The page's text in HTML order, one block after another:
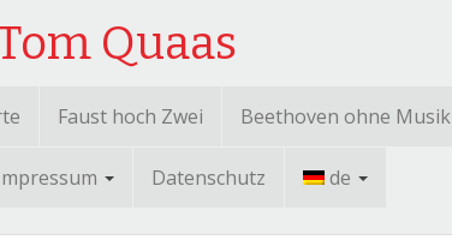
Quaas
Faust hoch Zwei Beethoven ohne Musik
Datenschutz de